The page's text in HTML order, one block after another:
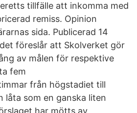
tillfälle att inkomma med
remiss. Opinion
sida. Publicerad 14
föreslår att Skolverket gör
av målen för respektive
fem
från högstadiet till
låta som en ganska liten
har mötts av